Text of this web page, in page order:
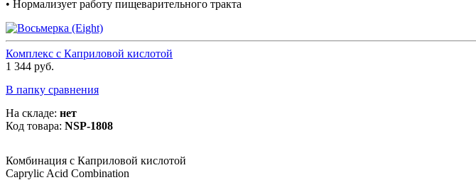
• Нормализует работу пищеварительного тракта
Комплекс с Каприловой кислотой
1 344 руб.
В папку сравнения
На складе: нет
Код товара: NSP-1808
Комбинация с Каприловой кислотой
Caprylic Acid Combination